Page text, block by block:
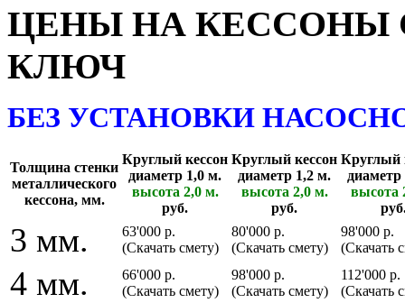
ЦЕНЫ НА КЕССОНЫ
КЛЮЧ
БЕЗ УСТАНОВКИ
Толщина стенки
металлического
кессона, мм.
Круглый кессон
диаметр 1,0 м.
высота 2,0 м.
руб.
Круглый кессон
диаметр 1,2 м.
высота 2,0 м.
руб.
Круглый
диаметр
высота
3 мм.
63'000 р.
(Скачать смету)
80'000 р.
(Скачать смету)
98'000 р.
(Скачать
4 мм.
66'000 р.
(Скачать смету)
98'000 р.
(Скачать смету)
112'000 р.
(Скачать